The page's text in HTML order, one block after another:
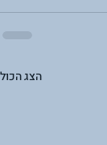
הצג הכול